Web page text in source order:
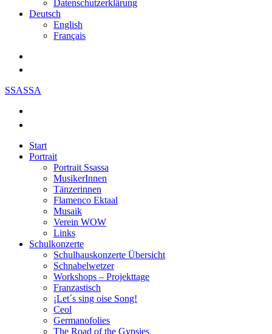
Datenschutzerklärung
Deutsch
English
Français
SSASSA
Start
Portrait
Portrait Ssassa
MusikerInnen
Tänzerinnen
Flamenco Ektaal
Musaik
Verein WOW
Links
Schulkonzerte
Schulhauskonzerte Übersicht
Schnabelwetzer
Workshops – Projekttage
Franzastisch
¡Let´s sing oise Song!
Ceol
Germanofolies
The Road of the Gypsies